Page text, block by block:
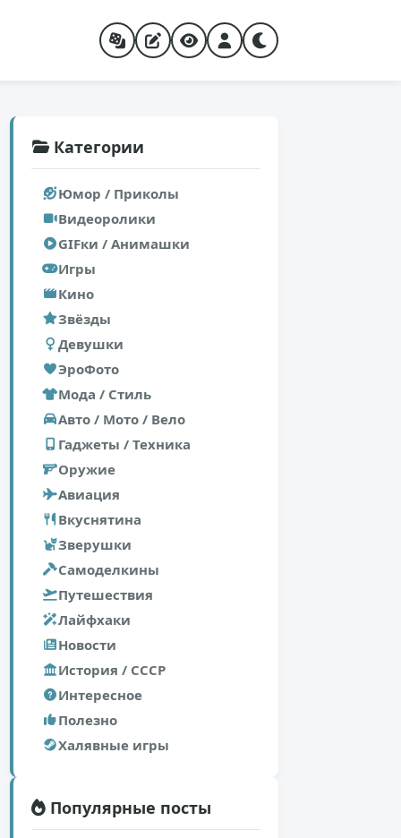
Категории
Юмор / Приколы
Видеоролики
GIFки / Анимашки
Игры
Кино
Звёзды
Девушки
ЭроФото
Мода / Стиль
Авто / Мото / Вело
Гаджеты / Техника
Оружие
Авиация
Вкуснятина
Зверушки
Самоделкины
Путешествия
Лайфхаки
Новости
История / СССР
Интересное
Полезно
Халявные игры
Популярные посты